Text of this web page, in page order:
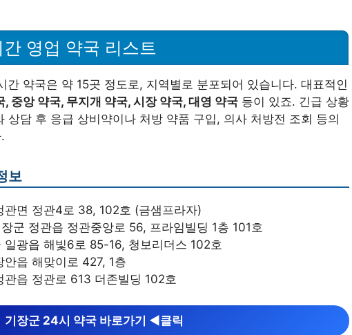
영업 약국 리스트
간 약국은 약 15곳 정도로, 지역별로 분포되어 있습니다. 대표적인
, 중앙 약국, 무지개 약국, 시장 약국, 대영 약국 등이 있죠. 긴급 상황
상담 후 응급 상비약이나 처방 약품 구입, 의사 처방전 조회 등의
보
관면 정관4로 38, 102호 (금샘프라자)
군 정관읍 정관중앙로 56, 프라임빌딩 1층 101호
일광읍 해빛6로 85-16, 청보리더스 102호
읍 해맞이로 427, 1층
읍 정관로 613 더존빌딩 102호
기장군 24시 약국 바로가기 ◀︎클릭